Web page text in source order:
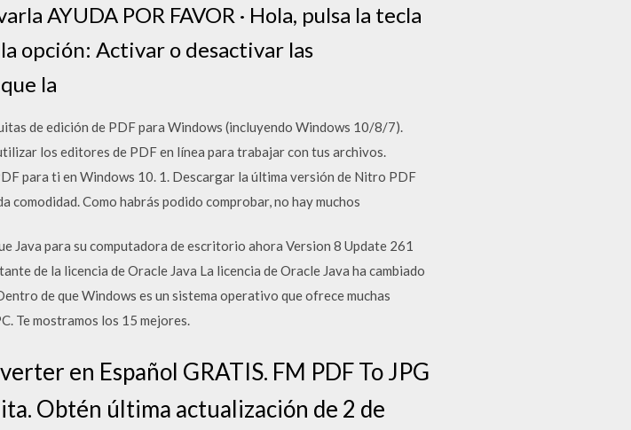
AYUDA POR FAVOR · Hola, pulsa la tecla
opción: Activar o desactivar las
la
de edición de PDF para Windows (incluyendo Windows 10/8/7).
los editores de PDF en línea para trabajar con tus archivos.
para ti en Windows 10. 1. Descargar la última versión de Nitro PDF
Como habrás podido comprobar, no hay muchos
para su computadora de escritorio ahora Version 8 Update 261
de la licencia de Oracle Java La licencia de Oracle Java ha cambiado
de que Windows es un sistema operativo que ofrece muchas
Te mostramos los 15 mejores.
en Español GRATIS. FM PDF To JPG
Obtén última actualización de 2 de